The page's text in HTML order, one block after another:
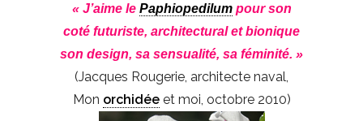
« J’aime le Paphiopedilumpour son
coté futuriste, architectural et bionique
son design, sa sensualité, sa féminité. »
(Jacques Rougerie, architecte naval,
Mon orchidéeet moi, octobre 2010)